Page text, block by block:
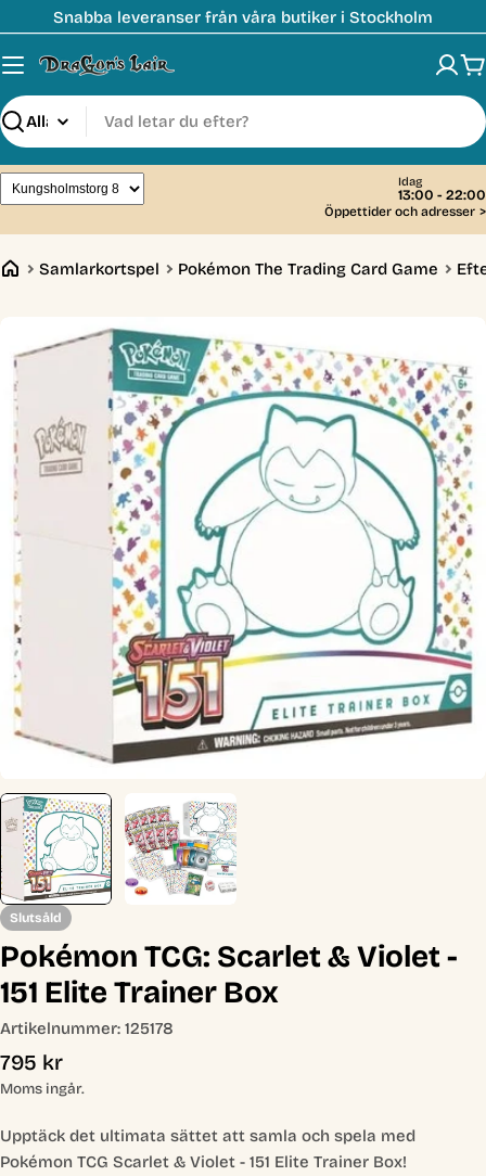
till
innehåll
Snabba leveranser från våra butiker i Stockholm
Sök
Idag
13:00 - 22:00
Öppettider och adresser >
Samlarkortspel Pokémon The Trading Card Game
media 0 i modal
Slutsåld
Pokémon TCG: Scarlet & Violet -
151 Elite Trainer Box
Artikelnummer: 125178
Ordinarie
pris
795 kr
Moms ingår.
Upptäck det ultimata sättet att samla och spela med
Pokémon TCG Scarlet & Violet - 151 Elite Trainer Box!